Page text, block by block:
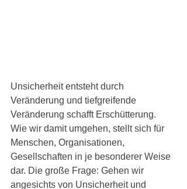
Unsicherheit entsteht durch
Veränderung und tiefgreifende
Veränderung schafft Erschütterung.
Wie wir damit umgehen, stellt sich für
Menschen, Organisationen,
Gesellschaften in je besonderer Weise
dar. Die große Frage: Gehen wir
angesichts von Unsicherheit und